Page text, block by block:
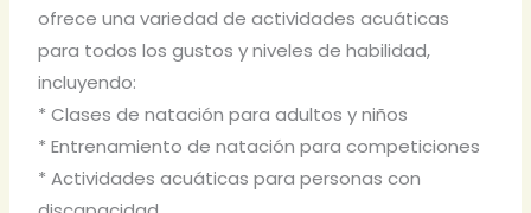
ofrece una variedad de actividades acuáticas
para todos los gustos y niveles de habilidad,
incluyendo:
* Clases de natación para adultos y niños
* Entrenamiento de natación para competiciones
* Actividades acuáticas para personas con